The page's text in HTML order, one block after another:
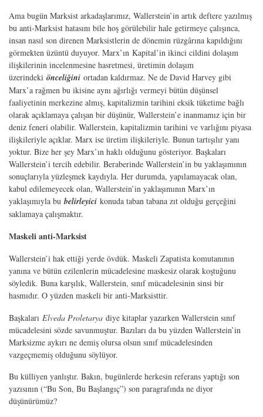
Ama bugün Marksist arkadaşlarımız, Wallerstein’in artık deftere yazılmış
bu anti-Marksist hatasını bile hoş görülebilir hale getirmeye çalışınca,
insan nasıl son direnen Marksistlerin de dönemin rüzgârına kapıldığını
görmekten üzüntü duyuyor. Marx’ın Kapital’in ikinci cildini dolaşım
ilişkilerinin incelenmesine hasretmesi, üretimin dolaşım
üzerindeki önceliğini ortadan kaldırmaz. Ne de David Harvey gibi
Marx’a rağmen bu ikisine aynı ağırlığı vermeyi bütün düşünsel
faaliyetinin merkezine almış, kapitalizmin tarihini eksik tüketime bağlı
olarak açıklamaya çalışan bir düşünür, Wallerstein’e inanmamız için bir
deniz feneri olabilir. Wallerstein, kapitalizmin tarihini ve varlığını piyasa
ilişkileriyle açıklar. Marx ise üretim ilişkileriyle. Bunun tartışılır yanı
yoktur. Bize her şey Marx’ın haklı olduğunu gösteriyor. Başkaları
Wallerstein’i tercih edebilir. Beraberinde Wallerstein’in bu yaklaşımının
sonuçlarıyla yüzleşmek kaydıyla. Her durumda, yapılamayacak olan,
kabul edilemeyecek olan, Wallerstein’in yaklaşımının Marx’ın
yaklaşımıyla bu belirleyici konuda taban tabana zıt olduğu gerçeğini
saklamaya çalışmaktır.
Maskeli anti-Marksist
Wallerstein’i hak ettiği yerde övdük. Maskeli Zapatista komutanının
yanına ve bütün ezilenlerin mücadelesine maskesiz olarak koştuğunu
söyledik. Buna karşılık, Wallerstein, sınıf mücadelesinin sinsi bir
hasmıdır. O yüzden maskeli bir anti-Marksisttir.
Başkaları Elveda Proletarya diye kitaplar yazarken Wallerstein sınıf
mücadelesini sözde savunmuştur. Bazıları da bu yüzden Wallerstein’in
Marksizme aykırı ne demiş olursa olsun sınıf mücadelesinden
vazgeçmemiş olduğunu söylüyor.
Bu külliyen yanlıştır. Bakın, bugünlerde herkesin referans yaptığı son
yazısının (“Bu Son, Bu Başlangıç”) son paragrafında ne diyor
düşünürümüz?